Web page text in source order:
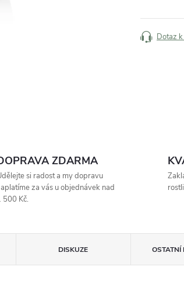
cena:
Dotaz
ZDARMA
si radost a my dopravu
za vás u objednávek nad
500 Kč.
DISKUZE OSTATNÍ